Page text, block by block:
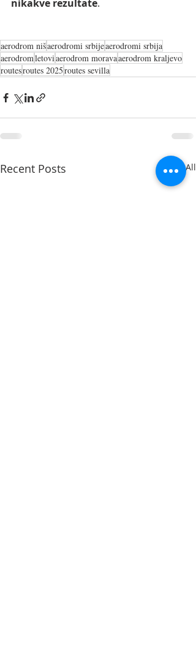
nikakve rezultate.
aerodrom nišaerodromi srbijeaerodromi srbija
aerodromletoviaerodrom moravaaerodrom kraljevo
routesroutes 2025routes sevilla
Recent Posts See All